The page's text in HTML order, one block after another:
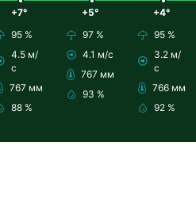
+7°
95 %
4.5 м/
с
767 мм
88 %
+5°
97 %
4.1 м/с
767 мм
93 %
+4°
95 %
3.2 м/
с
766 мм
92 %